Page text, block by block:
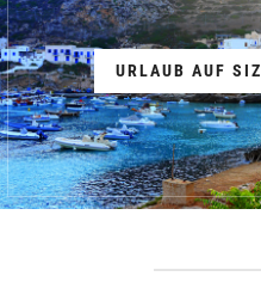
URLAUB AUF